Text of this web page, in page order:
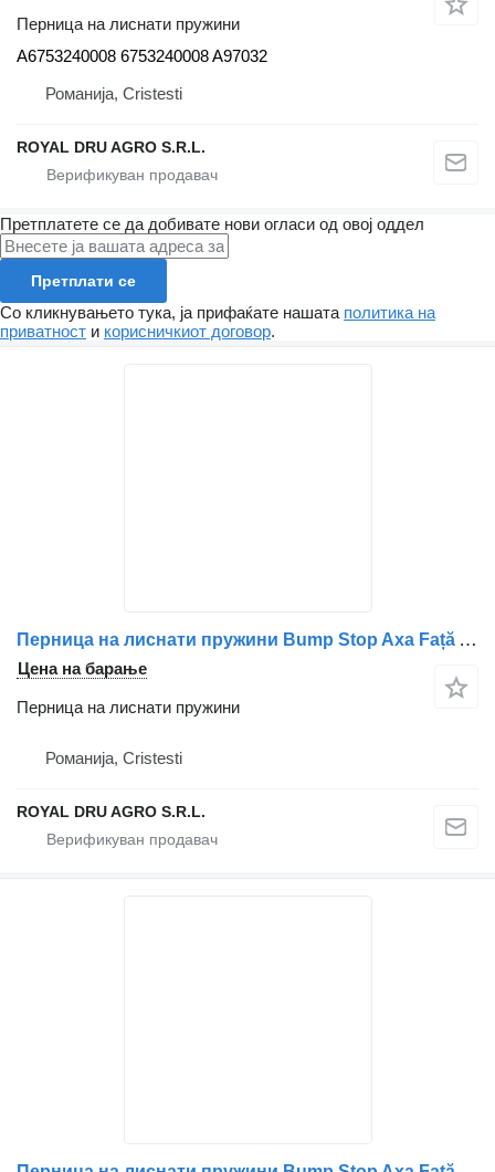
Перница на лиснати пружини
A6753240008 6753240008 A97032
Романија, Cristesti
ROYAL DRU AGRO S.R.L.
Претплатете се да добивате нови огласи од овој оддел
Претплати се
Со кликнувањето тука, ја прифаќате нашата политика на
приватност и корисничкиот договор.
Перница на лиснати пружини Bump Stop Axa Față A9609980341 A9603238040 A0009983041 960998034 за камион Mercedes-Benz A9609980341 A9603238040 A0009983041 9609980341 9603238040 0009983041
Цена на барање
Перница на лиснати пружини
Романија, Cristesti
ROYAL DRU AGRO S.R.L.